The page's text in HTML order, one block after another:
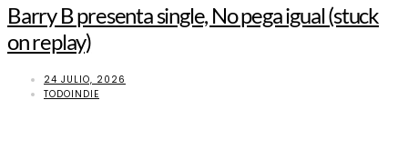
Barry B presenta single, No pega igual (stuck
on replay)
24 JULIO, 2026
TODOINDIE